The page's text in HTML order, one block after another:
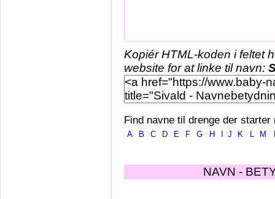
Kopiér HTML-koden i feltet
website for at linke til navn:
Find navne til drenge der starter
A B C D E F G H J K L M
NAVN -